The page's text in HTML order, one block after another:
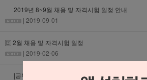
2019년 8~9월 채용 및 자격시험 일정 안내
| 2019-09-01
2월 채용 및 자격시험 일정
| 2019-02-06
[공무원] 광주가정법원 기계서기보(9급) 경력경쟁채